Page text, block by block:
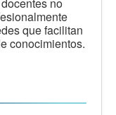
no
que facilitan
conocimientos.